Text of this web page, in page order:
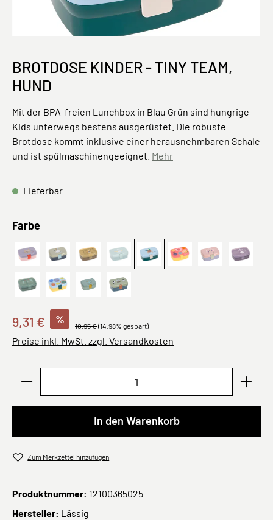
BROTDOSE KINDER - TINY TEAM,
HUND
Mit der BPA-freien Lunchbox in Blau Grün sind hungrige
Kids unterwegs bestens ausgerüstet. Die robuste
Brotdose kommt inklusive einer herausnehmbaren Schale
und ist spülmaschinengeeignet. Mehr
Lieferbar
Farbeauswählen
PreOrder 2026 Lunchbox Team Cat
Tiny Outdoor, Wolke Blau
About Friends, Leopard
Brotdose Kinder Divers, Flugzeug
PreOrder 2026 Lunchbox
LunchboxTiny Outdoor,
About Friends, Drachen
SmileyWorld® blue
Adventure Bus
Happy Prints
9,31 € % 10,95 €(14.98% gespart)
Preise inkl. MwSt. zzgl. Versandkosten
Produkt Anzahl: Gib den gewünschten
In den Warenkorb
Zum Merkzettel hinzufügen
Produktnummer: 12100365025
Hersteller: Lässig